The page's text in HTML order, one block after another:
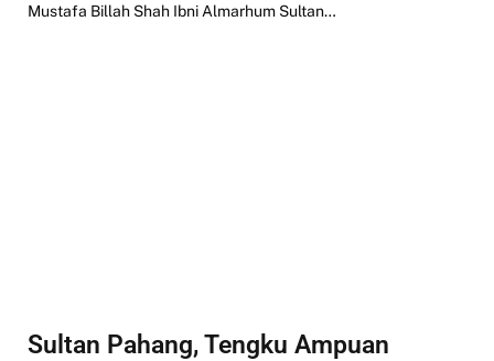
Mustafa Billah Shah Ibni Almarhum Sultan…
Sultan Pahang, Tengku Ampuan